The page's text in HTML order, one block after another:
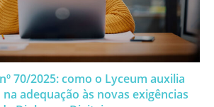
70/2025: como o Lyceum auxilia
adequação às novas exigências